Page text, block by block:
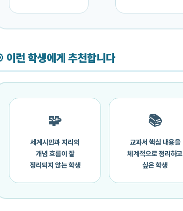
이런 학생에게 추천합니다
🧩
세계시민과 지리의
개념 흐름이 잘
정리되지 않는 학생
📚
교과서 핵심 내용을
체계적으로 정리하고
싶은 학생